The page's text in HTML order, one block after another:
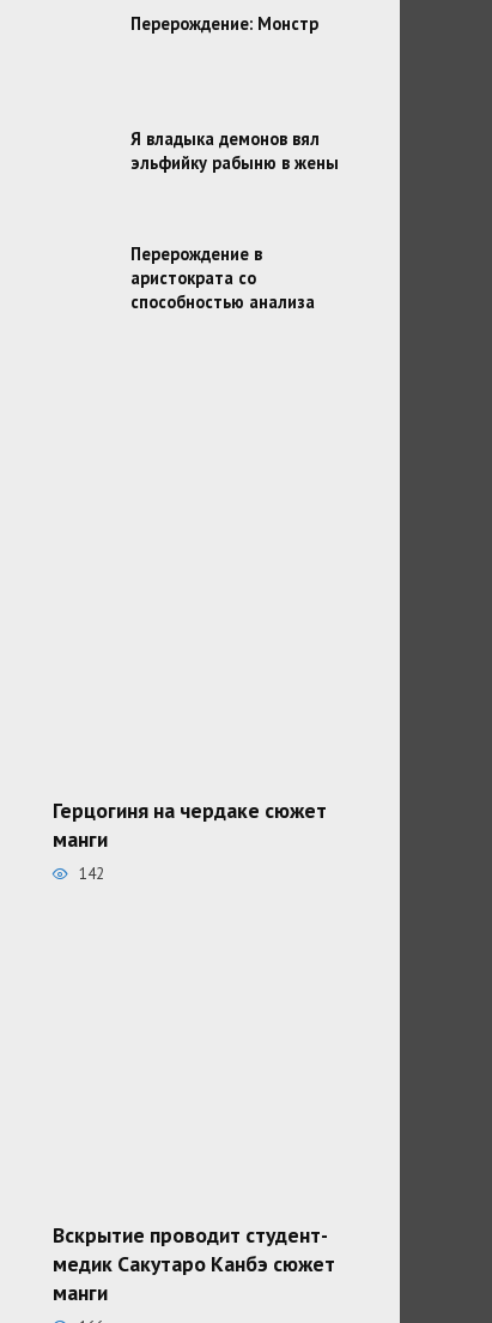
Перерождение: Монстр
Я владыка демонов вял
эльфийку рабыню в жены
Перерождение в
аристократа со
способностью анализа
Герцогиня на чердаке сюжет
манги
142
Вскрытие проводит студент-
медик Сакутаро Канбэ сюжет
манги